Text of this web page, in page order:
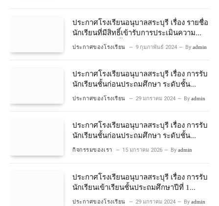
ประกาศโรงเรียนอนุบาลสระบุรี เรื่อง รายชื่อ
นักเรียนที่มีสิทธิ์เข้ารับการประเมินความ
พร้อมเข้าเรียนชั้นประถมศึกษาปีที่ 1
โครงการห้องเรียนพิเศษวิทยาศาสตร์และ
ประกาศของโรงเรียน 9 กุมภาพันธ์ 2024 By admin
ประกาศโรงเรียนอนุบาลสระบุรี เรื่อง การรับ
นักเรียนชั้นก่อนประถมศึกษา ระดับชั้น
ประกาศของโรงเรียน 29 มกราคม 2024 By admin
ประกาศโรงเรียนอนุบาลสระบุรี เรื่อง การรับ
นักเรียนชั้นก่อนประถมศึกษา ระดับชั้น
อนุบาลปีที่ ๒ ประจำปีการศึกษา ๒๕๖๙
กิจกรรมของเรา 15 มกราคม 2026 By admin
ประกาศโรงเรียนอนุบาลสระบุรี เรื่อง การรับ
นักเรียนเข้าเรียนชั้นประถมศึกษาปีที่ 1
โครงการห้องเรียนพิเศษ วิทยาศาสตร์ และ
ประกาศของโรงเรียน 29 มกราคม 2024 By admin